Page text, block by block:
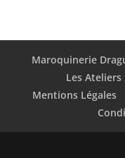
Maroquinerie
Les Ateliers
Mentions Légales